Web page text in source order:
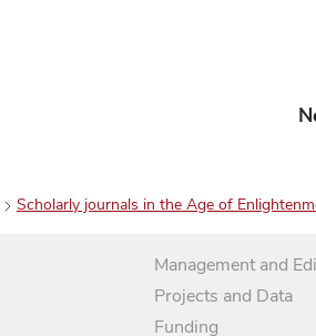
Scholarly journals in the Age of
Management and
Projects and Data
Funding